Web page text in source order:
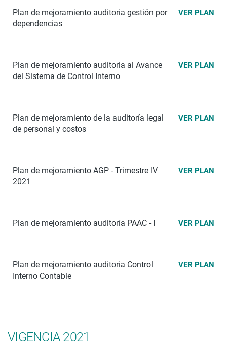
Plan de mejoramiento auditoria gestión por
dependencias
VER PLAN
Plan de mejoramiento auditoria al Avance
del Sistema de Control Interno
VER PLAN
Plan de mejoramiento de la auditoría legal
de personal y costos
VER PLAN
Plan de mejoramiento AGP - Trimestre IV
2021
VER PLAN
Plan de mejoramiento auditoría PAAC - I VER PLAN
Plan de mejoramiento auditoria Control
Interno Contable
VER PLAN
VIGENCIA 2021